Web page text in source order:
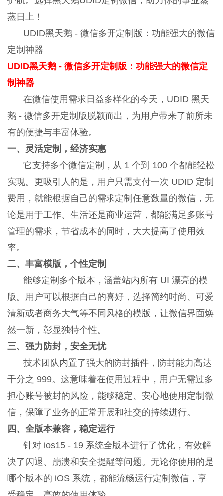
蒸日上！
UDID黑天鹅 - 微信多开定制版：功能强大的微信
定制神器
UDID黑天鹅 - 微信多开定制版：功能强大的微信定
制神器
在微信使用需求日益多样化的今天，UDID 黑天
鹅 - 微信多开定制版脱颖而出，为用户带来了前所未
有的便捷与丰富体验。
一、灵活定制，经济实惠
它支持多个微信定制，从 1 个到 100 个都能轻松
实现。更吸引人的是，用户只需支付一次 UDID 定制
费用，就能根据自己的需求定制任意数量的微信，无
论是用于工作、生活还是商业运营，都能满足多账号
管理的需求，节省成本的同时，大大提高了使用效
率。
二、丰富模版，个性定制
能够定制多个版本，涵盖站内所有 UI 漂亮的模
版。用户可以根据自己的喜好，选择简约时尚、可爱
清新或者商务大气等不同风格的模版，让微信界面焕
然一新，彰显独特个性。
三、强力防封，安全无忧
技术团队内置了强大的防封插件，防封能力高达
千分之 999。这意味着在使用过程中，用户无需过多
担心账号被封的风险，能够稳定、安心地使用定制微
信，保障了业务的正常开展和社交的持续进行。
四、全版本兼容，稳定运行
针对 ios15 - 19 系统全版本进行了优化，有效解
决了闪退、崩溃和安全提醒等问题。无论你使用的是
哪个版本的 iOS 系统，都能流畅运行定制微信，享